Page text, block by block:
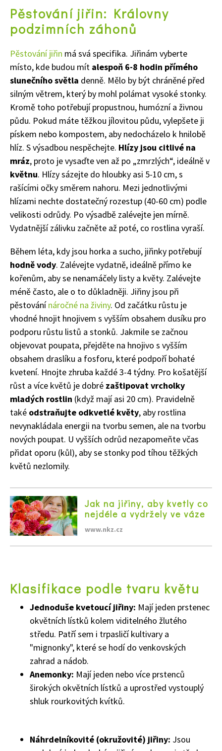
Pěstování jiřin: Královny
podzimních záhonů
Pěstování jiřin má svá specifika. Jiřinám vyberte
místo, kde budou mít alespoň 6-8 hodin přímého
slunečního světla denně. Mělo by být chráněné před
silným větrem, který by mohl polámat vysoké stonky.
Kromě toho potřebují propustnou, humózní a živnou
půdu. Pokud máte těžkou jílovitou půdu, vylepšete ji
pískem nebo kompostem, aby nedocházelo k hnilobě
hlíz. S výsadbou nespěchejte. Hlízy jsou citlivé na
mráz, proto je vysaďte ven až po „zmrzlých“, ideálně v
květnu. Hlízy sázejte do hloubky asi 5-10 cm, s
rašícími očky směrem nahoru. Mezi jednotlivými
hlízami nechte dostatečný rozestup (40-60 cm) podle
velikosti odrůdy. Po výsadbě zalévejte jen mírně.
Vydatnější zálivku začněte až poté, co rostlina vyraší.
Během léta, kdy jsou horka a sucho, jiřinky potřebují
hodně vody. Zalévejte vydatně, ideálně přímo ke
kořenům, aby se nenamáčely listy a květy. Zalévejte
méně často, ale o to důkladněji. Jiřiny jsou při
pěstovánínáročné na živiny. Od začátku růstu je
vhodné hnojit hnojivem s vyšším obsahem dusíku pro
podporu růstu listů a stonků. Jakmile se začnou
objevovat poupata, přejděte na hnojivo s vyšším
obsahem draslíku a fosforu, které podpoří bohaté
kvetení. Hnojte zhruba každé 3-4 týdny. Pro košatější
růst a více květů je dobré zaštipovat vrcholky
mladých rostlin (když mají asi 20 cm). Pravidelně
také odstraňujte odkvetlé květy, aby rostlina
nevynakládala energii na tvorbu semen, ale na tvorbu
nových poupat. U vyšších odrůd nezapomeňte včas
přidat oporu (kůl), aby se stonky pod tíhou těžkých
květů nezlomily.
Jak na jiřiny, aby kvetly co
nejdéle a vydržely ve váze
www.nkz.cz
Klasifikace podle tvaru květu
Jednoduše kvetoucí jiřiny: Mají jeden prstenec
okvětních lístků kolem viditelného žlutého
středu. Patří sem i trpasličí kultivary a
"mignonky", které se hodí do venkovských
zahrad a nádob.
Anemonky: Mají jeden nebo více prstenců
širokých okvětních lístků a uprostřed vystouplý
shluk rourkovitých kvítků.
Náhrdelníkovité (okružovité) jiřiny: Jsou